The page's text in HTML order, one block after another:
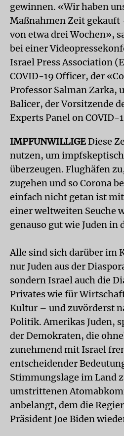
gewinnen. «Wir haben
Maßnahmen Zeit
von etwa drei Wochen»,
bei einer
Israel Press Association
COVID-19 Officer, der
Professor Salman Zarka,
Balicer, der Vorsitzende
Experts Panel on COVID-
IMPFUNWILLIGE Diese
nutzen, um
überzeugen. Flughäfen
zugehen und so Corona
einfach nicht getan ist
einer weltweiten Seuche
genauso gut wie Juden in
Alle sind sich darüber im
nur Juden aus der
sondern Israel auch die
Privates wie für
Kultur – und zuvörderst
Politik. Amerikas Juden,
der Demokraten, die
zunehmend mit Israel
entscheidender
Stimmungslage im Land
umstrittenen
anbelangt, dem die
Präsident Joe Biden